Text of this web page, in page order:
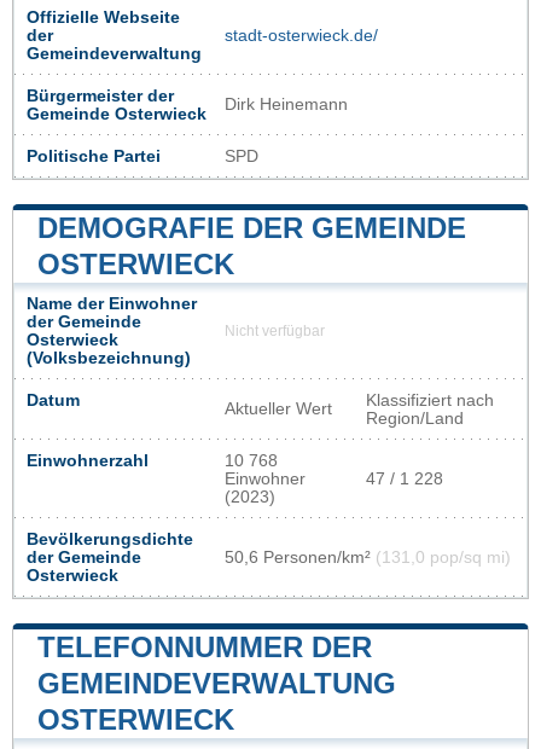
Offizielle Webseite
der
Gemeindeverwaltung
stadt-osterwieck.de/
Bürgermeister der
Gemeinde Osterwieck
Dirk Heinemann
Politische Partei SPD
DEMOGRAFIE DER GEMEINDE
OSTERWIECK
Name der Einwohner
der Gemeinde
Osterwieck
(Volksbezeichnung)
Nicht verfügbar
Datum Aktueller Wert
Klassifiziert nach
Region/Land
Einwohnerzahl
10 768
Einwohner
(2023)
47 / 1 228
Bevölkerungsdichte
der Gemeinde
Osterwieck
50,6 Personen/km² (131,0 pop/sq mi)
TELEFONNUMMER DER
GEMEINDEVERWALTUNG
OSTERWIECK